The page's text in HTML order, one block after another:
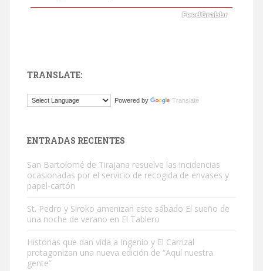
El ayuntamiento se va a llevar a Los Gatos callejeros de la zona los
Este gato macho ha aparecido en la calle hace menos de un mes,
es muy manso y extremadamente cari...
Leales.org » Gran Canaria
TRANSLATE:
Powered by Translate
ENTRADAS RECIENTES
San Bartolomé de Tirajana resuelve las incidencias
ocasionadas por el servicio de recogida de envases y
papel-cartón
St. Pedro y Siroko amenizan este sábado El sueño de
una noche de verano en El Tablero
Historias que dan vida a Ingenio y El Carrizal
protagonizan una nueva edición de “Aquí nuestra
gente”